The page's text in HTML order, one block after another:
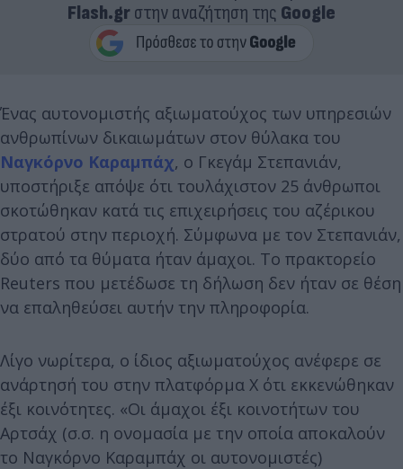
Flash.grστην αναζήτηση της Google
Ένας αυτονομιστής αξιωματούχος των υπηρεσιών
ανθρωπίνων δικαιωμάτων στον θύλακα του
Ναγκόρνο Καραμπάχ, ο Γκεγάμ Στεπανιάν,
υποστήριξε απόψε ότι τουλάχιστον 25 άνθρωποι
σκοτώθηκαν κατά τις επιχειρήσεις του αζέρικου
στρατού στην περιοχή. Σύμφωνα με τον Στεπανιάν,
δύο από τα θύματα ήταν άμαχοι. Το πρακτορείο
Reuters που μετέδωσε τη δήλωση δεν ήταν σε θέση
να επαληθεύσει αυτήν την πληροφορία.
Λίγο νωρίτερα, ο ίδιος αξιωματούχος ανέφερε σε
ανάρτησή του στην πλατφόρμα Χ ότι εκκενώθηκαν
έξι κοινότητες. «Οι άμαχοι έξι κοινοτήτων του
Αρτσάχ (σ.σ. η ονομασία με την οποία αποκαλούν
το Ναγκόρνο Καραμπάχ οι αυτονομιστές)